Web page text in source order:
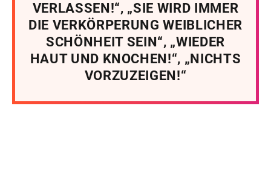
VERLASSEN!“, „SIE WIRD IMMER
DIE VERKÖRPERUNG WEIBLICHER
SCHÖNHEIT SEIN“, „WIEDER
HAUT UND KNOCHEN!“, „NICHTS
VORZUZEIGEN!“